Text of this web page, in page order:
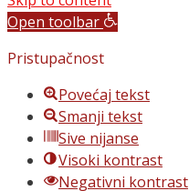
Open toolbar
Pristupačnost
Povećaj tekst
Smanji tekst
Sive nijanse
Visoki kontrast
Negativni kontrast